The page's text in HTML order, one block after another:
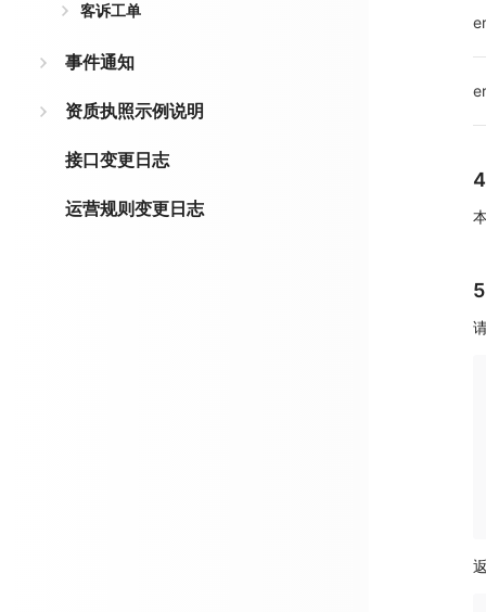
客诉工单
事件通知
资质执照示例说明
接口变更日志
运营规则变更日志